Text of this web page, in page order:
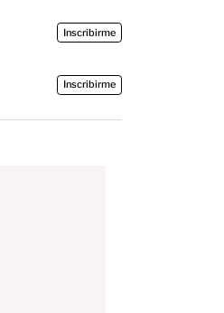
Inscribirme
Inscribirme